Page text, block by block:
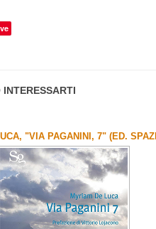
"VIA PAGANINI, 7" (ED.